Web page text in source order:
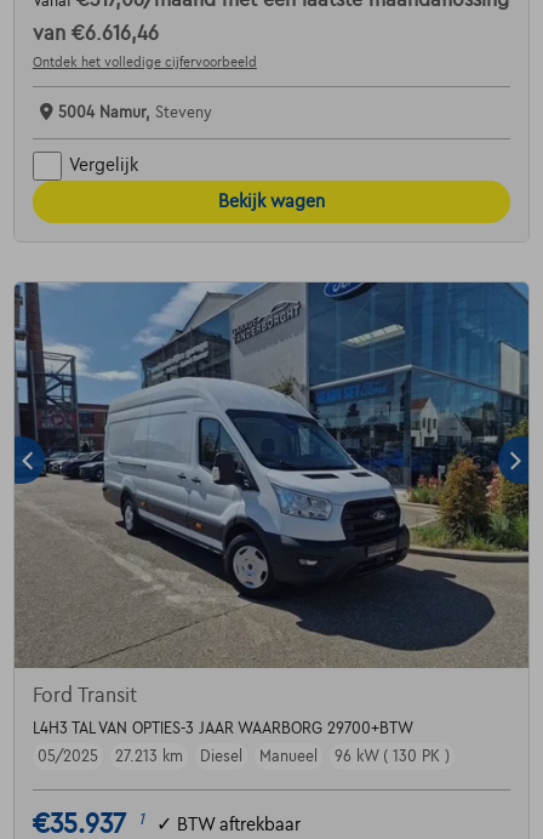
van €6.616,46
Ontdek het volledige cijfervoorbeeld
5004 Namur, Steveny
Vergelijk
Bekijk wagen
Ford Transit
L4H3 TAL VAN OPTIES-3 JAAR WAARBORG 29700+BTW
05/2025
27.213 km Diesel Manueel 96 kW ( 130 PK )
€35.937 1 ✓ BTW aftrekbaar